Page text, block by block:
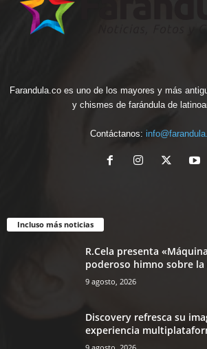
Farandula.co es uno de los mayores y más
y chismes de farándula de
Contáctanos:
Incluso más noticias
R.Cela presenta
poderoso himno sobre la
9 agosto, 2026
Discovery refresca su
experiencia